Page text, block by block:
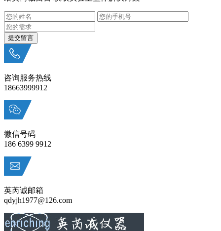
咨询服务热线
18663999912
微信号码
186 6399 9912
英芮诚邮箱
qdyjh1977@126.com